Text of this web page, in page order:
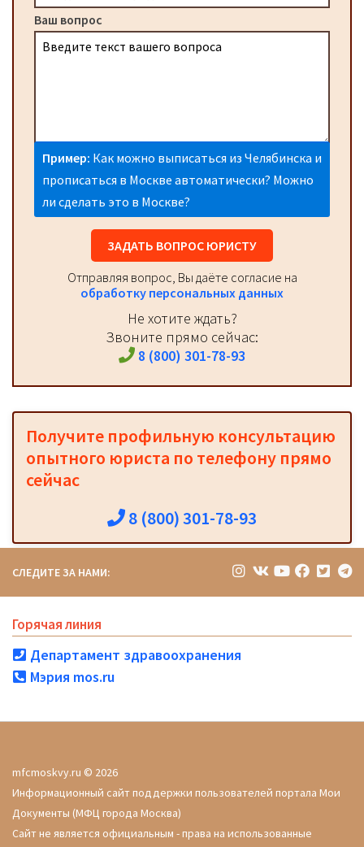
Ваш вопрос
Пример: Как можно выписаться из Челябинска и
прописаться в Москве автоматически? Можно
ли сделать это в Москве?
ЗАДАТЬ ВОПРОС ЮРИСТУ
Отправляя вопрос, Вы даёте согласие на
обработку персональных данных
Не хотите ждать?
Звоните прямо сейчас:
8 (800) 301-78-93
Получите профильную консультацию
опытного юриста по телефону прямо
сейчас
8 (800) 301-78-93
СЛЕДИТЕ ЗА НАМИ:
Горячая линия
Департамент здравоохранения
Мэрия mos.ru
mfcmoskvy.ru © 2026
Информационный сайт поддержки пользователей портала Мои
Документы (МФЦ города Москва)
Сайт не является официальным - права на использованные